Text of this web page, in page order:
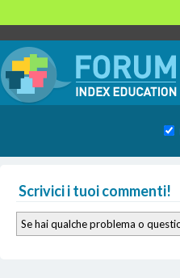
Scrivici i tuoi commenti!
Se hai qualche problema o